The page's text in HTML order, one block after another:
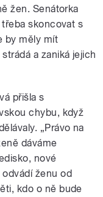
žen. Senátorka
třeba skoncovat s
by měly mít
a zaniká jejich
přišla s
chybu, když
„Právo na
dáváme
nové
ženu od
kdo o ně bude